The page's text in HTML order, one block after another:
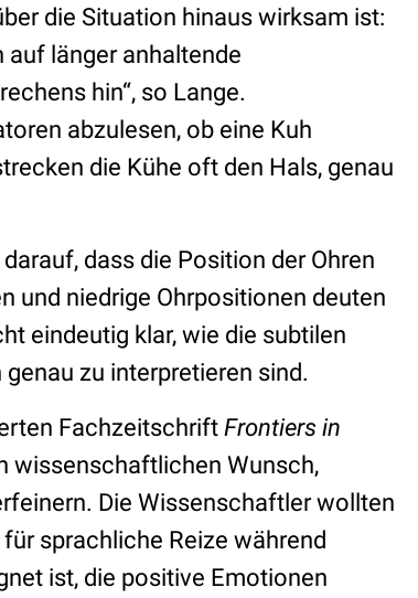
die Situation hinaus wirksam ist:
auf länger anhaltende
hin“, so Lange.
abzulesen, ob eine Kuh
die Kühe oft den Hals, genau
dass die Position der Ohren
und niedrige Ohrpositionen deuten
eindeutig klar, wie die subtilen
zu interpretieren sind.
Fachzeitschrift Frontiers in
wissenschaftlichen Wunsch,
Die Wissenschaftler wollten
sprachliche Reize während
ist, die positive Emotionen